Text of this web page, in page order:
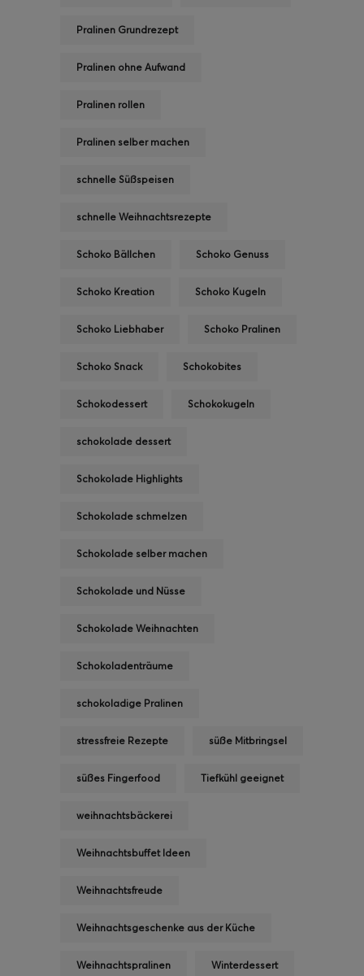
Pralinen Grundrezept
Pralinen ohne Aufwand
Pralinen rollen
Pralinen selber machen
schnelle Süßspeisen
schnelle Weihnachtsrezepte
Schoko Bällchen Schoko Genuss
Schoko Kreation Schoko Kugeln
Schoko Liebhaber Schoko Pralinen
Schoko Snack Schokobites
Schokodessert Schokokugeln
schokolade dessert
Schokolade Highlights
Schokolade schmelzen
Schokolade selber machen
Schokolade und Nüsse
Schokolade Weihnachten
Schokoladenträume
schokoladige Pralinen
stressfreie Rezepte süße Mitbringsel
süßes Fingerfood Tiefkühl geeignet
weihnachtsbäckerei
Weihnachtsbuffet Ideen
Weihnachtsfreude
Weihnachtsgeschenke aus der Küche
Weihnachtspralinen Winterdessert